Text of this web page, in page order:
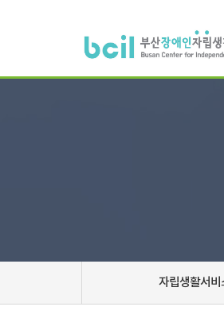
자립생활서비